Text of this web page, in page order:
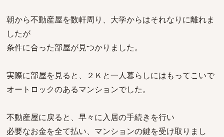
朝から不動産屋を数軒周り、大学からはそれなりに離れま
したが
条件に合った部屋が見つかりました。
実際に部屋を見ると、２Ｋと一人暮らしにはもってこいで
オートロックのあるマンションでした。
不動産屋に戻ると、早々に入居の手続きを行い
必要なお金を全て払い、マンションの鍵を受け取りまし